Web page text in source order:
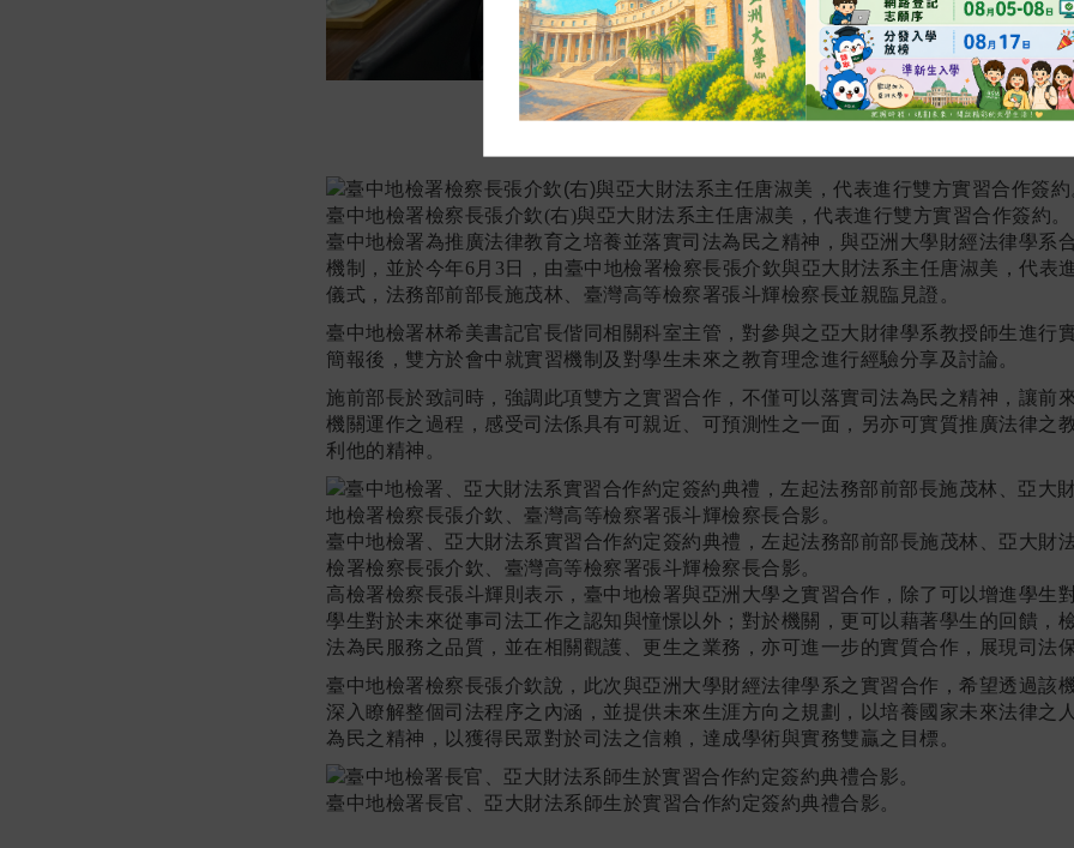
臺中地檢署檢察長張介欽(右)與亞大財法系主任唐淑美，代表進行雙方實習合作簽約。
臺中地檢署為推廣法律教育之培養並落實司法為民之精神，與亞洲大學財經法律學系
機制，並於今年6月3日，由臺中地檢署檢察長張介欽與亞大財法系主任唐淑美，代表
儀式，法務部前部長施茂林、臺灣高等檢察署張斗輝檢察長並親臨見證。
臺中地檢署林希美書記官長偕同相關科室主管，對參與之亞大財律學系教授師生進行
簡報後，雙方於會中就實習機制及對學生未來之教育理念進行經驗分享及討論。
施前部長於致詞時，強調此項雙方之實習合作，不僅可以落實司法為民之精神，讓前
機關運作之過程，感受司法係具有可親近、可預測性之一面，另亦可實質推廣法律之
利他的精神。
臺中地檢署、亞大財法系實習合作約定簽約典禮，左起法務部前部長施茂林、亞大財
檢署檢察長張介欽、臺灣高等檢察署張斗輝檢察長合影。
高檢署檢察長張斗輝則表示，臺中地檢署與亞洲大學之實習合作，除了可以增進學生
學生對於未來從事司法工作之認知與憧憬以外；對於機關，更可以藉著學生的回饋，
法為民服務之品質，並在相關觀護、更生之業務，亦可進一步的實質合作，展現司法
臺中地檢署檢察長張介欽說，此次與亞洲大學財經法律學系之實習合作，希望透過該
深入瞭解整個司法程序之內涵，並提供未來生涯方向之規劃，以培養國家未來法律之
為民之精神，以獲得民眾對於司法之信賴，達成學術與實務雙贏之目標。
臺中地檢署長官、亞大財法系師生於實習合作約定簽約典禮合影。